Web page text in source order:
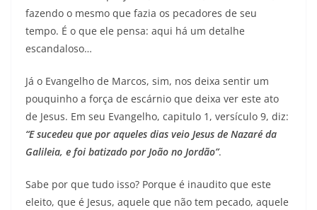
fazendo o mesmo que fazia os pecadores de seu
tempo. É o que ele pensa: aqui há um detalhe
escandaloso…
Já o Evangelho de Marcos, sim, nos deixa sentir um
pouquinho a força de escárnio que deixa ver este ato
de Jesus. Em seu Evangelho, capitulo 1, versículo 9, diz:
“E sucedeu que por aqueles dias veio Jesus de Nazaré da
Galileia, e foi batizado por João no Jordão”.
Sabe por que tudo isso? Porque é inaudito que este
eleito, que é Jesus, aquele que não tem pecado, aquele